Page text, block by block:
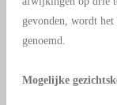
gevonden, wordt
genoemd.
Mogelijke